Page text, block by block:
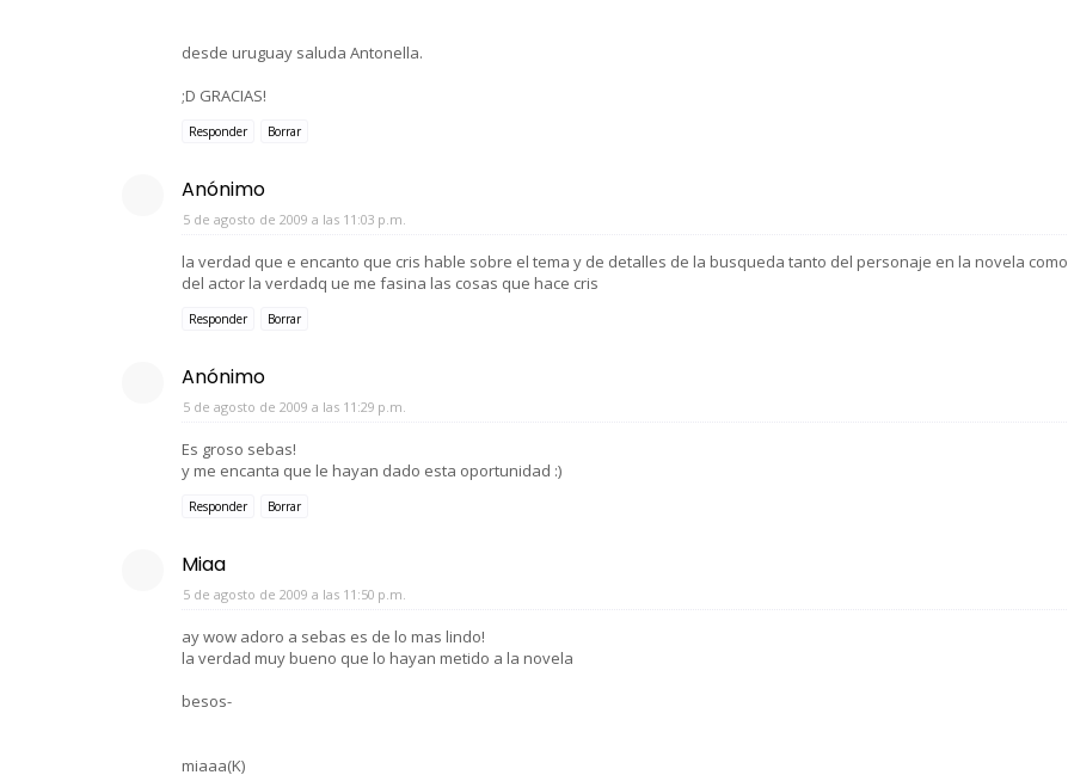
desde uruguay saluda Antonella.
;D GRACIAS!
Responder Borrar
Anónimo
5 de agosto de 2009 a las 11:03 p.m.
la verdad que e encanto que cris hable sobre el tema y de detalles de la busqueda tanto del personaje en la novela como
del actor la verdadq ue me fasina las cosas que hace cris
Responder Borrar
Anónimo
5 de agosto de 2009 a las 11:29 p.m.
Es groso sebas!
y me encanta que le hayan dado esta oportunidad :)
Responder Borrar
Miaa
5 de agosto de 2009 a las 11:50 p.m.
ay wow adoro a sebas es de lo mas lindo!
la verdad muy bueno que lo hayan metido a la novela
besos-
miaaa(K)